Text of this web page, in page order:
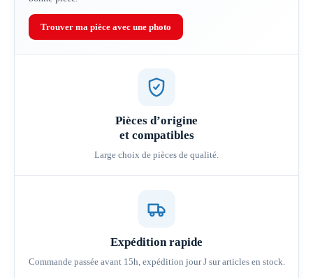
Trouver ma pièce avec une photo
Pièces d’origine
et compatibles
Large choix de pièces de qualité.
Expédition rapide
Commande passée avant 15h, expédition jour J sur articles en stock.